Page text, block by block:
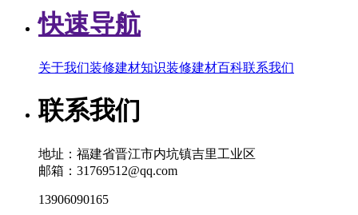
快速导航
关于我们装修建材知识装修建材百科联系我们
联系我们
地址：福建省晋江市内坑镇吉里工业区
邮箱：31769512@qq.com
13906090165